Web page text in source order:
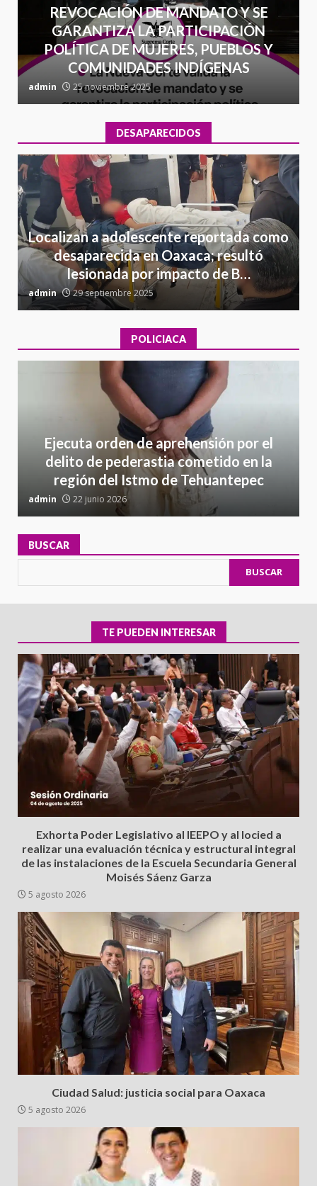
REVOCACIÓN DE MANDATO Y SE
GARANTIZA LA PARTICIPACIÓN
POLÍTICA DE MUJERES, PUEBLOS Y
COMUNIDADES INDÍGENAS
admin 25 noviembre 2025
DESAPARECIDOS
Localizan a adolescente reportada como
desaparecida en Oaxaca; resultó
lesionada por impacto de B…
admin 29 septiembre 2025
POLICIACA
Ejecuta orden de aprehensión por el
delito de pederastia cometido en la
región del Istmo de Tehuantepec
admin 22 junio 2026
BUSCAR
BUSCAR
TE PUEDEN INTERESAR
Exhorta Poder Legislativo al IEEPO y al Iocied a
realizar una evaluación técnica y estructural integral
de las instalaciones de la Escuela Secundaria General
Moisés Sáenz Garza
5 agosto 2026
Ciudad Salud: justicia social para Oaxaca
5 agosto 2026